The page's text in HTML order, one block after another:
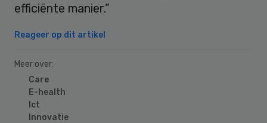
efficiënte manier.”
Reageer op dit artikel
Meer over:
Care
E-health
Ict
Innovatie